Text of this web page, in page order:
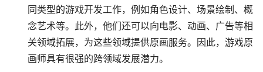
同类型的游戏开发工作，例如角色设计、场景绘制、概
念艺术等。此外，他们还可以向电影、动画、广告等相
关领域拓展，为这些领域提供原画服务。因此，游戏原
画师具有很强的跨领域发展潜力。